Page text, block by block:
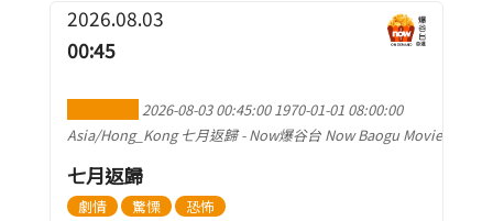
2026.08.03
00:45
2026-08-03 00:45:00 1970-01-01 08:00:00
Asia/Hong_Kong 七月返歸 - Now爆谷台 Now Baogu Movie
七月返歸
劇情 驚慄
恐怖